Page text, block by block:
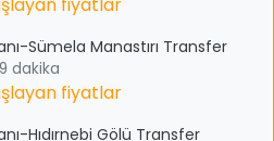
Sümela Manastırı Transfer
dakika
fiyatlar
Hıdırnebi Gölü Transfer